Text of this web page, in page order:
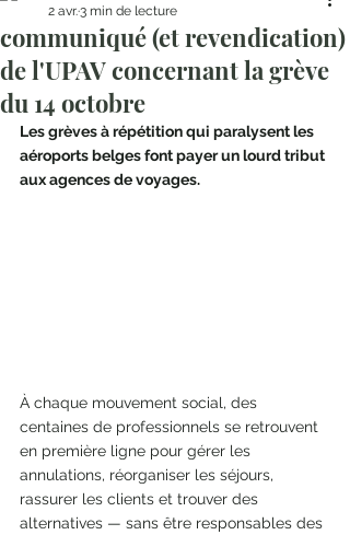
communiqué (et revendication)
de l'UPAV concernant la grève
du 14 octobre
2 avr.3 min de lecture
Les grèves à répétition qui paralysent les
aéroports belges font payer un lourd tribut
aux agences de voyages.
À chaque mouvement social, des
centaines de professionnels se retrouvent
en première ligne pour gérer les
annulations, réorganiser les séjours,
rassurer les clients et trouver des
alternatives — sans être responsables des